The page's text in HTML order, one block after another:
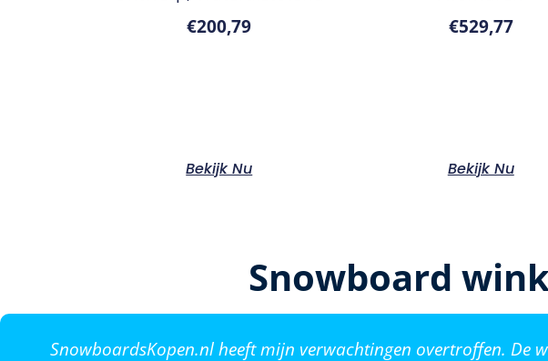
€200,79
Bekijk Nu
€529,77
Bekijk Nu
Snowboard
SnowboardsKopen.nl heeft mijn verwachtingen overtroffen. De